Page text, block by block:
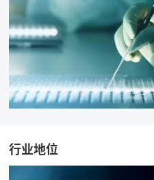
行业地位